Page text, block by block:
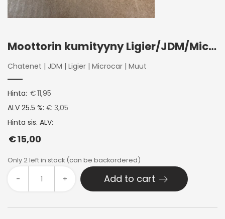
Moottorin kumityyny Ligier/JDM/Microcar/Chatenet CH26
Chatenet | JDM | Ligier | Microcar | Muut
Hinta: €11,95
ALV 25.5 %: € 3,05
Hinta sis. ALV:
€15,00
Only 2 left in stock (can be backordered)
- + Add to cart